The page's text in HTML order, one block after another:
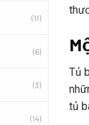
(11)
(6)
(3)
(14)
Tủ
tủ